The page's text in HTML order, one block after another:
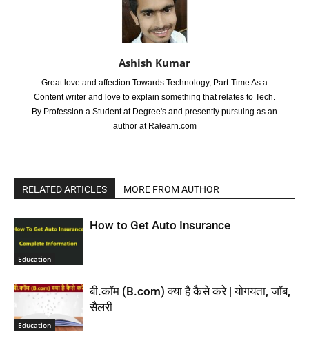
Ashish Kumar
Great love and affection Towards Technology, Part-Time As a
Content writer and love to explain something that relates to Tech.
By Profession a Student at Degree's and presently pursuing as an
author at Ralearn.com
RELATED ARTICLES MORE FROM AUTHOR
Education
How to Get Auto Insurance
Education
बी.कॉम (B.com) क्या है कैसे करे | योगयता, जॉब,
सैलरी